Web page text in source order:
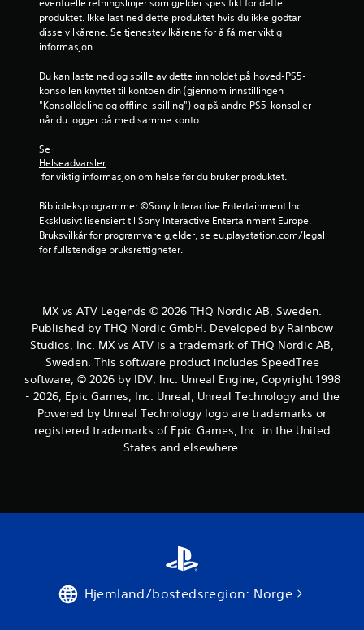
v
r
d
i
n
r
produktet. Ikke last ned dette produktet hvis du ikke godtar
disse vilkårene. Se tjenestevilkårene for å få mer viktig
informasjon.
Du kan laste ned og spille av dette innholdet på hoved-PS5-
konsollen knyttet til kontoen din (gjennom innstillingen
"Konsolldeling og offline-spilling") og på andre PS5-konsoller
når du logger på med samme konto.
Se
Helseadvarsler
for viktig informasjon om helse før du bruker produktet.
Biblioteksprogrammer ©Sony Interactive Entertainment Inc.
Eksklusivt lisensiert til Sony Interactive Entertainment Europe.
Bruksvilkår for programvare gjelder, se eu.playstation.com/legal
for fullstendige bruksrettigheter.
MX vs ATV Legends © 2026 THQ Nordic AB, Sweden.
Published by THQ Nordic GmbH. Developed by Rainbow
Studios, Inc. MX vs ATV is a trademark of THQ Nordic AB,
Sweden. This software product includes SpeedTree
software, © 2026 by IDV, Inc. Unreal Engine, Copyright 1998
- 2026, Epic Games, Inc. Unreal, Unreal Technology and the
Powered by Unreal Technology logo are trademarks or
registered trademarks of Epic Games, Inc. in the United
States and elsewhere.
Hjemland/bostedsregion: Norge